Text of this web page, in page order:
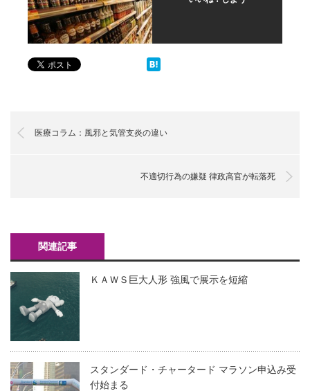
医療コラム：風邪と気管支炎の違い
不適切行為の嫌疑 律政高官が転落死
関連記事
ＫＡＷＳ巨大人形 強風で展示を短縮
スタンダード・チャータード マラソン申込み受
付始まる